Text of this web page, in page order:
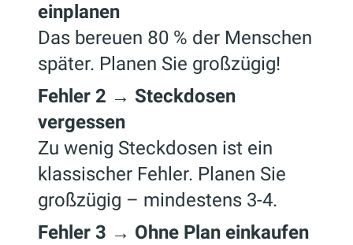
einplanen
Das bereuen 80 % der Menschen
später. Planen Sie großzügig!
Fehler 2 → Steckdosen
vergessen
Zu wenig Steckdosen ist ein
klassischer Fehler. Planen Sie
großzügig – mindestens 3-4.
Fehler 3 → Ohne Plan einkaufen